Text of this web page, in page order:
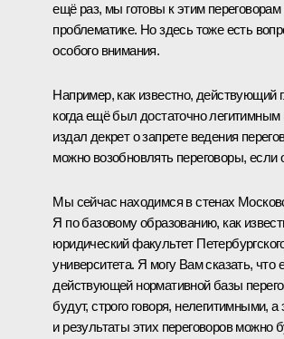
ещё раз, мы готовы к этим переговорам
проблематике. Но здесь тоже есть
особого внимания.
Например, как известно, действующий
когда ещё был достаточно легитимным
издал декрет о запрете ведения
можно возобновлять переговоры,
Мы сейчас находимся в стенах
Я по базовому образованию, как
юридический факультет
университета. Я могу Вам сказать, что
действующей нормативной базы
будут, строго говоря, нелегитимными, а
и результаты этих переговоров можно